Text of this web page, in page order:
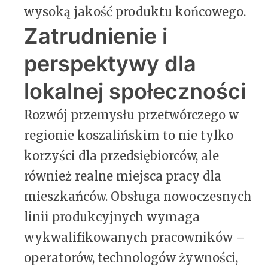
wysoką jakość produktu końcowego.
Zatrudnienie i
perspektywy dla
lokalnej społeczności
Rozwój przemysłu przetwórczego w
regionie koszalińskim to nie tylko
korzyści dla przedsiębiorców, ale
również realne miejsca pracy dla
mieszkańców. Obsługa nowoczesnych
linii produkcyjnych wymaga
wykwalifikowanych pracowników –
operatorów, technologów żywności,